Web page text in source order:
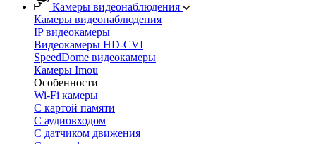
Камеры видеонаблюдения
Камеры видеонаблюдения
IP видеокамеры
Видеокамеры HD-CVI
SpeedDome видеокамеры
Камеры Imou
Особенности
Wi-Fi камеры
С картой памяти
С аудиовходом
С датчиком движения